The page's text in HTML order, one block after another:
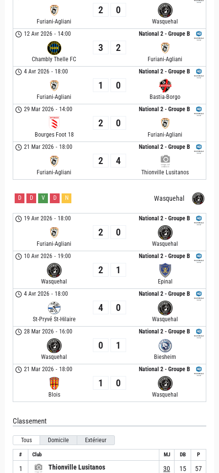
Furiani-Agliani
2 0
Wasquehal
National 2 - Groupe B
12 Avr 2026 - 14:00
Chambly Thelle FC
3 2
Furiani-Agliani
National 2 - Groupe B
4 Avr 2026 - 18:00
Furiani-Agliani
1 0
Bastia-Borgo
National 2 - Groupe B
29 Mar 2026 - 14:00
Bourges Foot 18
2 0
Furiani-Agliani
National 2 - Groupe B
21 Mar 2026 - 18:00
Furiani-Agliani
2 4
Thionville Lusitanos
Wasquehal
D D V D N
National 2 - Groupe B
19 Avr 2026 - 18:00
Furiani-Agliani
2 0
Wasquehal
National 2 - Groupe B
10 Avr 2026 - 19:00
Wasquehal
2 1
Epinal
National 2 - Groupe B
4 Avr 2026 - 18:00
St-Pryvé St-Hilaire
4 0
Wasquehal
National 2 - Groupe B
28 Mar 2026 - 16:00
Wasquehal
0 1
Biesheim
National 2 - Groupe B
21 Mar 2026 - 18:00
Blois
1 0
Wasquehal
Classement
Tous Domicile Extérieur
# Club MJ DB P
1 Thionville Lusitanos 30 15 57